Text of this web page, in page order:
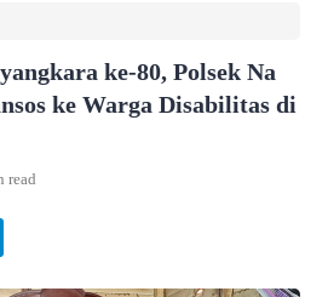
ke-80, Polsek Na
ke Warga Disabilitas di
read